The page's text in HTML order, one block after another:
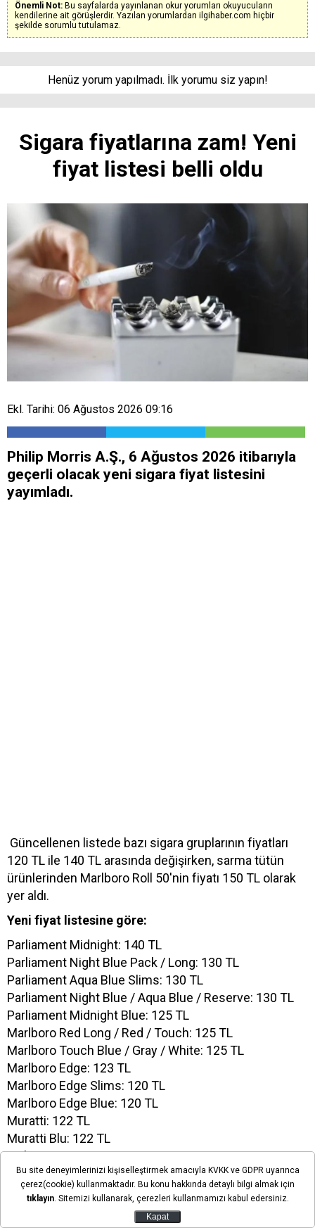
Önemli Not: Bu sayfalarda yayınlanan okur yorumları okuyucuların
kendilerine ait görüşlerdir. Yazılan yorumlardan ilgihaber.com hiçbir
şekilde sorumlu tutulamaz.
Henüz yorum yapılmadı. İlk yorumu siz yapın!
Sigara fiyatlarına zam! Yeni
fiyat listesi belli oldu
Ekl. Tarihi: 06 Ağustos 2026 09:16
Philip Morris A.Ş., 6 Ağustos 2026 itibarıyla
geçerli olacak yeni sigara fiyat listesini
yayımladı.
Güncellenen listede bazı sigara gruplarının fiyatları
120 TL ile 140 TL arasında değişirken, sarma tütün
ürünlerinden Marlboro Roll 50'nin fiyatı 150 TL olarak
yer aldı.
Yeni fiyat listesine göre:
Parliament Midnight: 140 TL
Parliament Night Blue Pack / Long: 130 TL
Parliament Aqua Blue Slims: 130 TL
Parliament Night Blue / Aqua Blue / Reserve: 130 TL
Parliament Midnight Blue: 125 TL
Marlboro Red Long / Red / Touch: 125 TL
Marlboro Touch Blue / Gray / White: 125 TL
Marlboro Edge: 123 TL
Marlboro Edge Slims: 120 TL
Marlboro Edge Blue: 120 TL
Muratti: 122 TL
Muratti Blu: 122 TL
Lark: 120 TL
Chesterfield: 120 TL
L&M: 120 TL
Marlboro Roll 50 (Sarmalık Kıyılmış Tütün): 150 TL
Bu site deneyimlerinizi kişiselleştirmek amacıyla KVKK ve GDPR uyarınca
çerez(cookie) kullanmaktadır. Bu konu hakkında detaylı bilgi almak için
tıklayın. Sitemizi kullanarak, çerezleri kullanmamızı kabul edersiniz.
Kapat